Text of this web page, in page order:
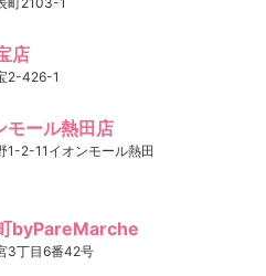
店
2-426-1
ール熱田店
1-2-11イオンモール熱田
byPareMarche
3丁目6番42号